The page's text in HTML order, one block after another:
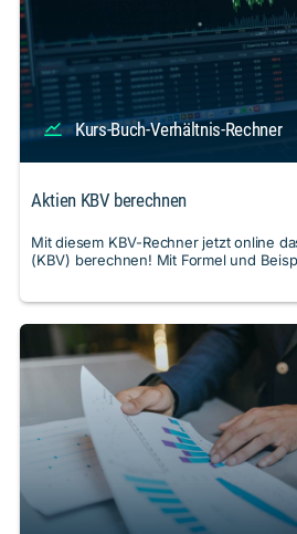
Kurs-Buch-Verhältnis-Rechner
Aktien KBV berechnen
Mit diesem KBV-Rechner jetzt online
(KBV) berechnen! Mit Formel und